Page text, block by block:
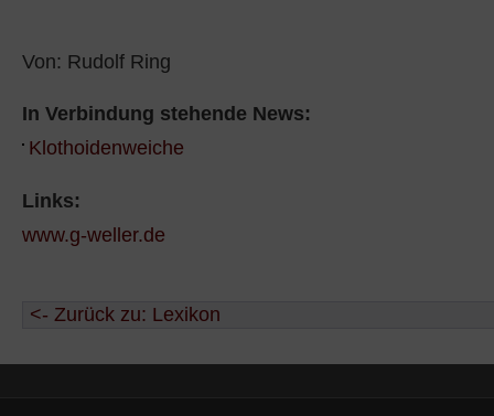
Von: Rudolf Ring
In Verbindung stehende News:
Klothoidenweiche
Links:
www.g-weller.de
<- Zurück zu: Lexikon